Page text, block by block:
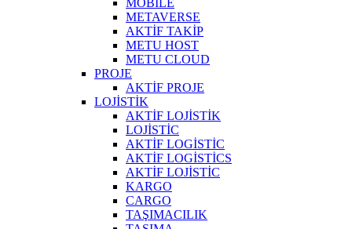
MOBİLE
METAVERSE
AKTİF TAKİP
METU HOST
METU CLOUD
PROJE
AKTİF PROJE
LOJİSTİK
AKTİF LOJİSTİK
LOJİSTİC
AKTİF LOGİSTİC
AKTİF LOGİSTİCS
AKTİF LOJİSTİC
KARGO
CARGO
TAŞIMACILIK